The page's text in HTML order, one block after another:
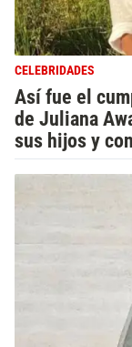
CELEBRIDADES
Así fue el
de Juliana
sus hijos y